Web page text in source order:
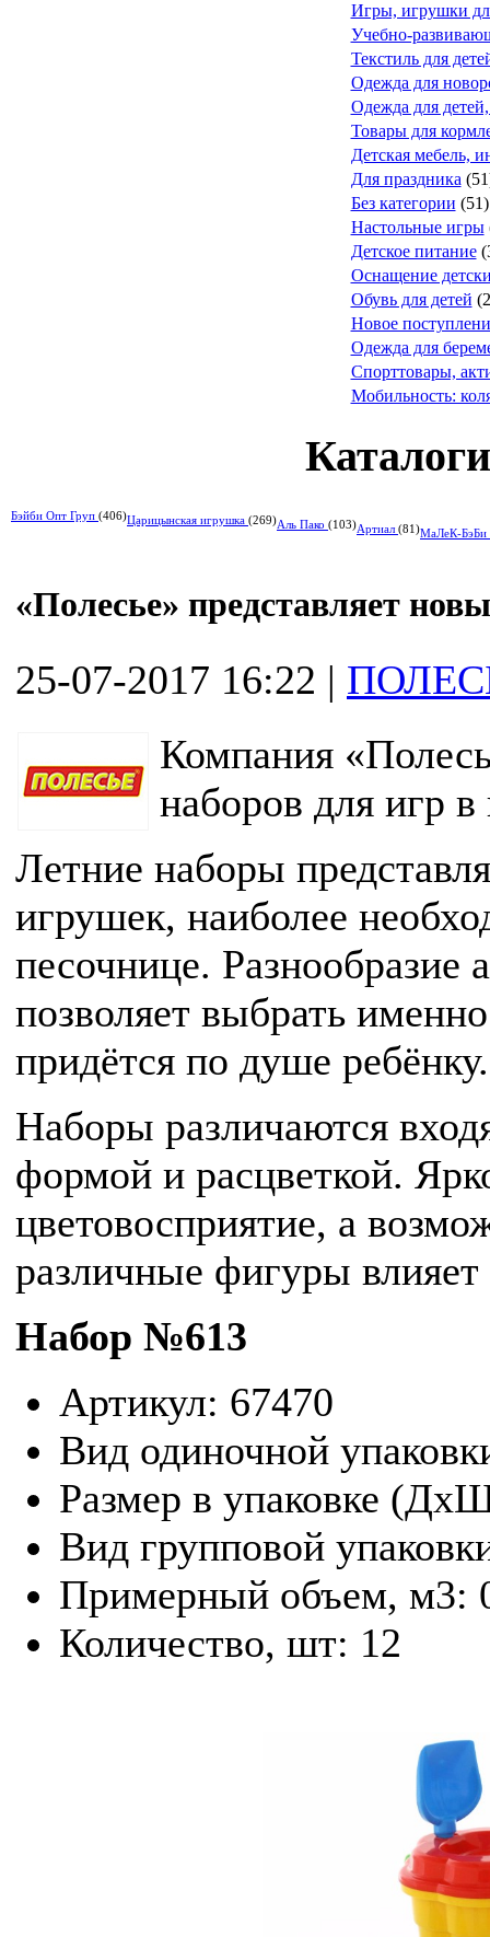
Игры, игрушки
Учебно-
Текстиль для
Одежда для
Одежда для
Товары для
Детская мебель,
Для праздника
Без категории (51)
Настольные игры
Детское питание
Оснащение
Обувь для детей
Новое
Одежда для
Спорттовары,
Мобильность:
Бэйби Опт Груп (406)Царицынская игрушка (269)Аль Пако (103)Артиал (81)МаЛеК-БэБи
«Полесье» представляет
25-07-2017 16:22 |
Компания
наборов для игр
Летние наборы
игрушек, наиболее
песочнице.
позволяет выбрать
придётся по душе ребёнку.
Наборы различаются
формой и расцветкой.
цветовосприятие, а
различные фигуры
Набор №613
Артикул: 67470
Вид одиночной
Размер в упаковке
Вид групповой
Примерный объем, м3:
Количество, шт: 12